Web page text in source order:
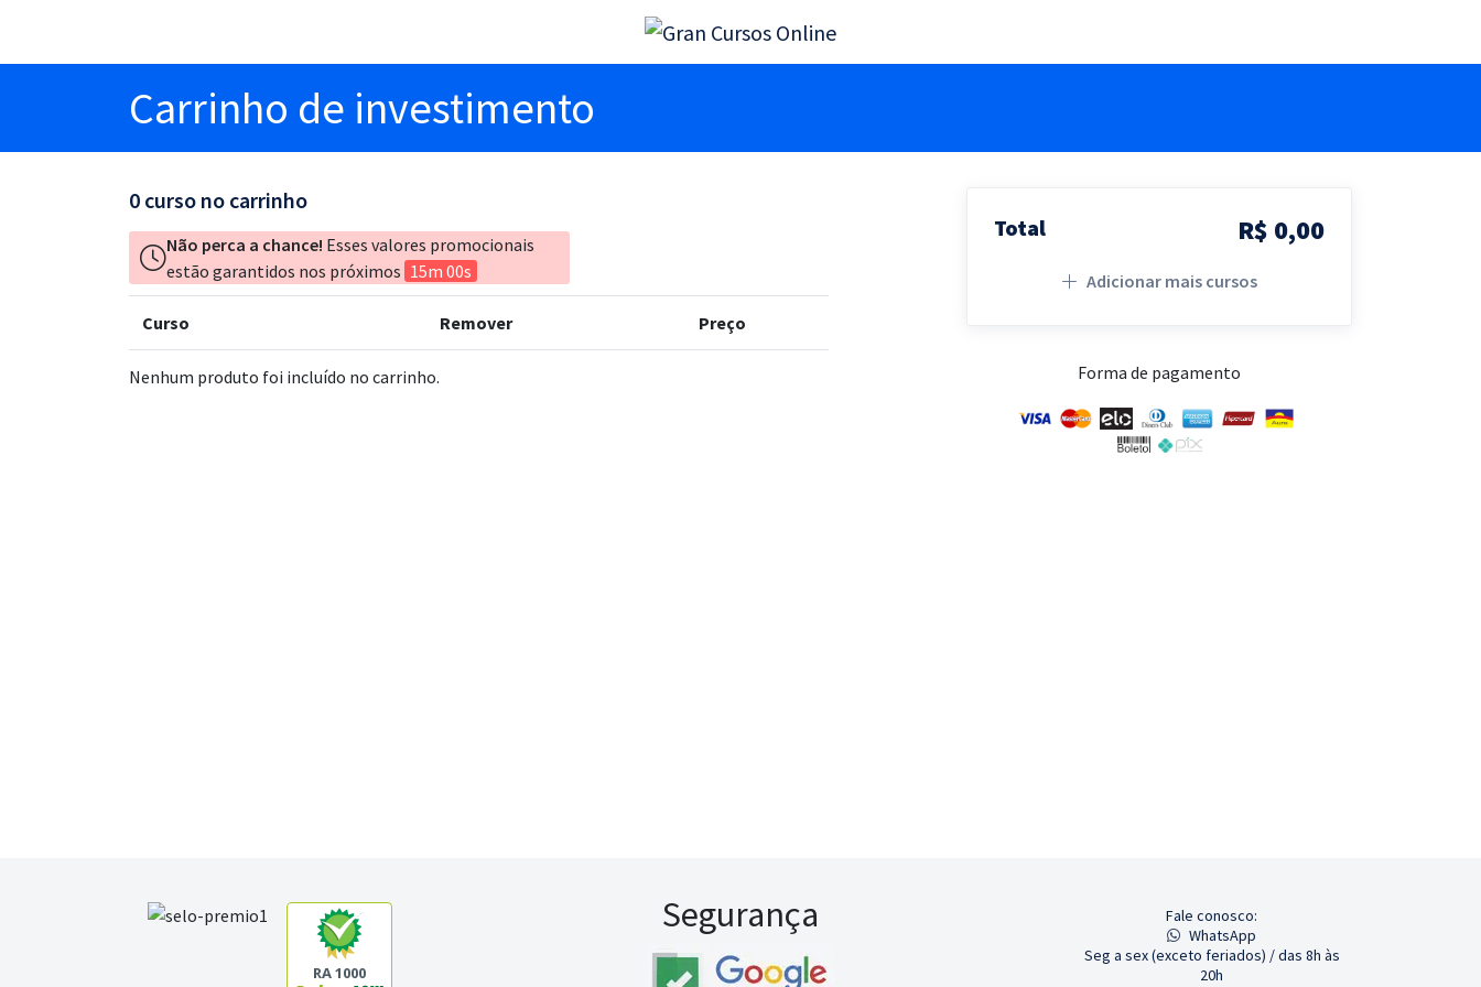
Carrinho de investimento
0 curso no carrinho
Não perca a chance! Esses valores promocionais
estão garantidos nos próximos 15m 00s
Curso Remover Preço
Nenhum produto foi incluído no carrinho.
Total R$ 0,00
Adicionar mais cursos
Forma de pagamento
RA 1000
Segurança
Fale conosco:
WhatsApp
Seg a sex (exceto feriados) / das 8h às
20h